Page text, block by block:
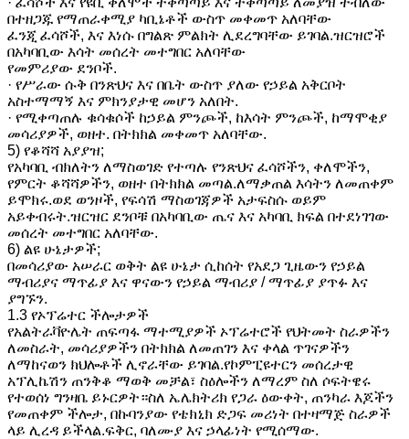
በተዘጋጁ የማጠራቀሚያ ካቢኔቶች ውስጥ መቀመጥ አለባቸው
ፈንጂ ፈሳሾች, እና እነሱ በግልጽ ምልክት ሊደረግባቸው ይገባል.ዝርዝሮች
በአካባቢው እሳት መሰረት መተግበር አለባቸው
የመምሪያው ደንቦች.
· የሥራው ሱቅ በንጽህና እና በቤት ውስጥ ያለው የኃይል አቅርቦት
አስተማማኝ እና ምክንያታዊ መሆን አለበት.
· የሚቀጣጠሉ ቁሳቁሶች ከኃይል ምንጮች, ከእሳት ምንጮች, ከማሞቂያ
መሳሪያዎች, ወዘተ. በትክክል መቀመጥ አለባቸው.
5) የቆሻሻ አያያዝ;
የአካባቢ ብክለትን ለማስወገድ የተጣሉ የንጽህና ፈሳሾችን, ቀለሞችን,
የምርት ቆሻሻዎችን, ወዘተ በትክክል መጣል.ለማቃጠል እሳትን ለመጠቀም
ይሞክሩ.ወደ ወንዞች, የፍሳሽ ማስወገጃዎች አታፍስሱ ወይም
አይቀብሩት.ዝርዝር ደንቦቹ በአካባቢው ጤና እና አካባቢ ክፍል በተደነገገው
መሰረት መተግበር አለባቸው.
6) ልዩ ሁኔታዎች;
በመሳሪያው አሠራር ወቅት ልዩ ሁኔታ ሲከሰት የአደጋ ጊዜውን የኃይል
ማብሪያና ማጥፊያ እና ዋናውን የኃይል ማብሪያ / ማጥፊያ ያጥፉ እና
ያግኙን.
1.3 የኦፕሬተር ችሎታዎች
የአልትራቫዮሌት ጠፍጣፋ ማተሚያዎች ኦፕሬተሮች የህትመት ስራዎችን
ለመስራት, መሳሪያዎችን በትክክል ለመጠገን እና ቀላል ጥገናዎችን
ለማከናወን ክህሎቶች ሊኖራቸው ይገባል.የኮምፒዩተርን መሰረታዊ
አፕሊኬሽን ጠንቅቆ ማወቅ መቻል፣ ስዕሎችን ለማረም ስለ ሶፍትዌሩ
የተወሰነ ግንዛቤ ይኑርዎት።ስለ ኤሌክትሪክ የጋራ ዕውቀት, ጠንካራ እጆችን
የመጠቀም ችሎታ, በኩባንያው የቴክኒክ ድጋፍ መሪነት በተዛማጅ ስራዎች
ላይ ሊረዳ ይችላል.ፍቅር, ባለሙያ እና ኃላፊነት የሚሰማው.